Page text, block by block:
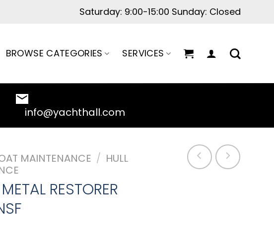
Saturday: 9:00-15:00 Sunday: Closed
BROWSE CATEGORIES SERVICES
info@yachthall.com
MAINTENANCE / HULL
RESTORER